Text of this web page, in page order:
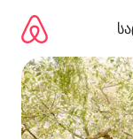
გადასვლა